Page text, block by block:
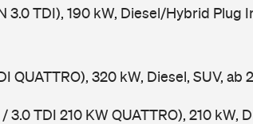
3.0 TDI), 190 kW, Diesel/Hybrid Plug
QUATTRO), 320 kW, Diesel, SUV, ab
3.0 TDI 210 KW QUATTRO), 210 kW,